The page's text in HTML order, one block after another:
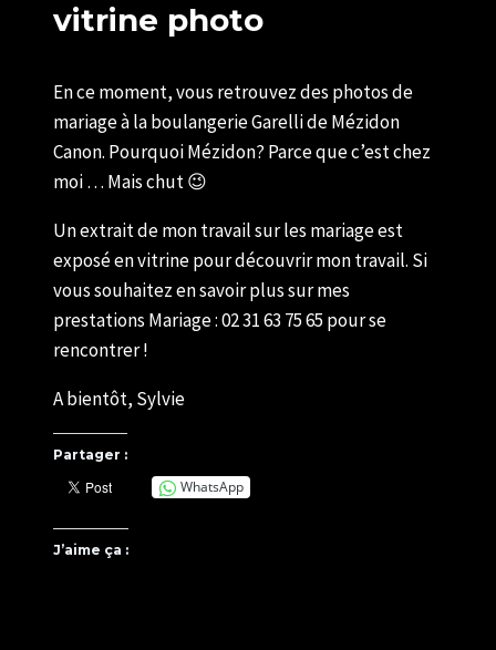
vitrine photo
U82599339
En ce moment, vous retrouvez des photos de
mariage à la boulangerie Garelli de Mézidon
Canon. Pourquoi Mézidon? Parce que c’est chez
moi … Mais chut 😉
Un extrait de mon travail sur les mariage est
exposé en vitrine pour découvrir mon travail. Si
vous souhaitez en savoir plus sur mes
prestations Mariage : 02 31 63 75 65 pour se
rencontrer !
A bientôt, Sylvie
Partager :
WhatsApp
J’aime ça :